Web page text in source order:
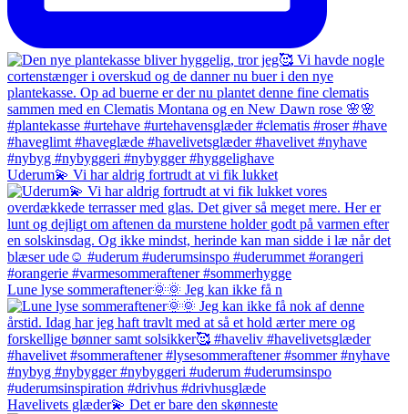
Uderum💫 Vi har aldrig fortrudt at vi fik lukket
Lune lyse sommeraftener🌞🌞 Jeg kan ikke få n
Havelivets glæder💫 Det er bare den skønneste